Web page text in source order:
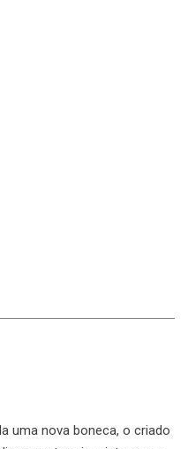
uma nova boneca, o criado